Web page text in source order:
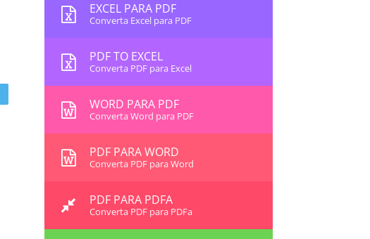
EXCEL PARA PDF
Converta Excel para PDF
PDF TO EXCEL
Converta PDF para Excel
WORD PARA PDF
Converta Word para PDF
PDF PARA WORD
Converta PDF para Word
PDF PARA PDFA
Converta PDF para PDFa